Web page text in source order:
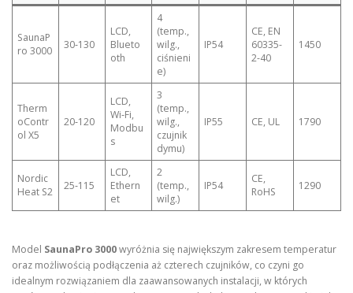
SaunaP
ro 3000
30‑130
LCD,
Blueto
oth
4
(temp.,
wilg.,
ciśnieni
e)
IP54
CE, EN
60335-
2-40
1450
Therm
oContr
ol X5
20‑120
LCD,
Wi‑Fi,
Modbu
s
3
(temp.,
wilg.,
czujnik
dymu)
IP55 CE, UL 1790
Nordic
Heat S2
25‑115
LCD,
Ethern
et
2
(temp.,
wilg.)
IP54
CE,
RoHS
1290
Model SaunaPro 3000wyróżnia się największym zakresem temperatur
oraz możliwością podłączenia aż czterech czujników, co czyni go
idealnym rozwiązaniem dla zaawansowanych instalacji, w których